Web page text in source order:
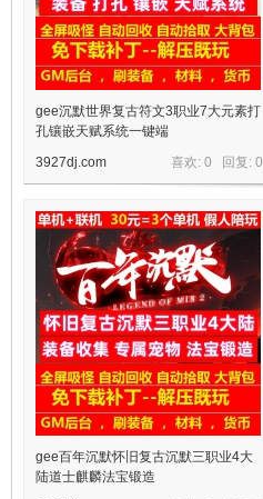
gee沉默世界复古符文3职业7大元素打
孔镶嵌天赋系统一键端
喜欢: 0 回复: 0
3927dj.com
gee百年沉默怀旧复古沉默三职业4大
陆道士麒麟法宝锻造